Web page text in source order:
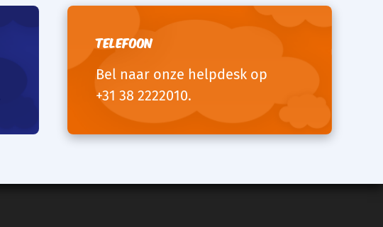
Telefoon
Bel naar onze helpdesk op
+31 38 2222010.